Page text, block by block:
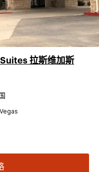
拉斯维加斯